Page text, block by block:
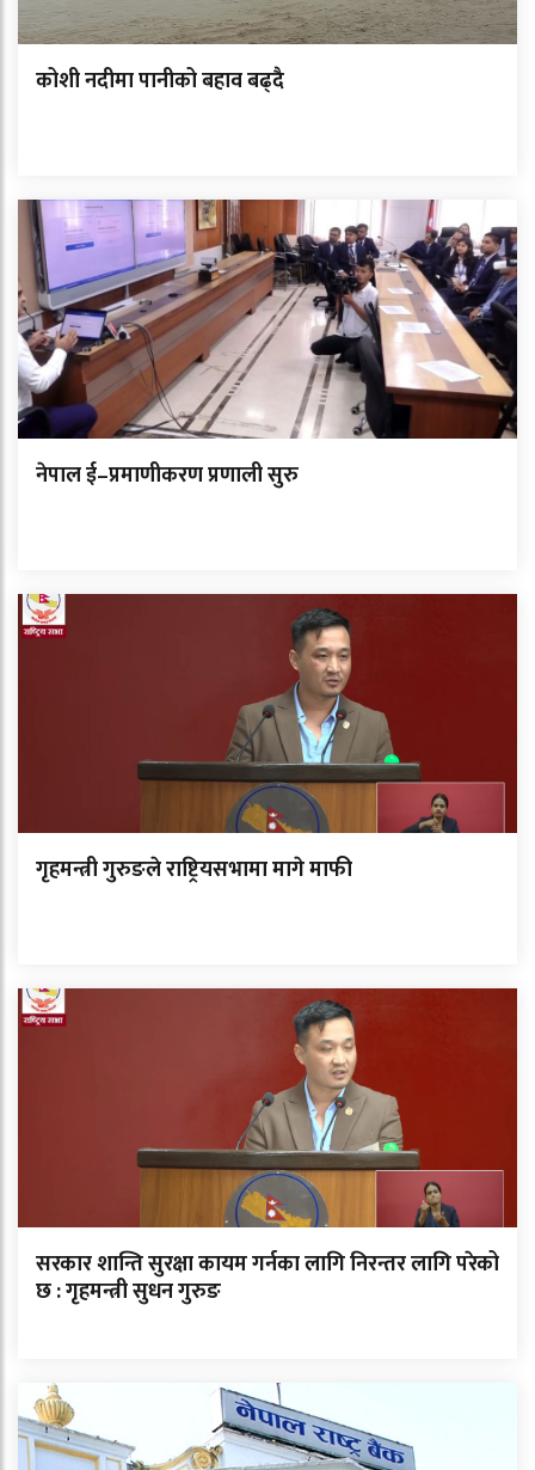
कोशी नदीमा पानीको बहाव बढ्दै
नेपाल ई–प्रमाणीकरण प्रणाली सुरु
गृहमन्त्री गुरुङले राष्ट्रियसभामा मागे माफी
सरकार शान्ति सुरक्षा कायम गर्नका लागि निरन्तर लागि परेको
छ : गृहमन्त्री सुधन गुरुङ